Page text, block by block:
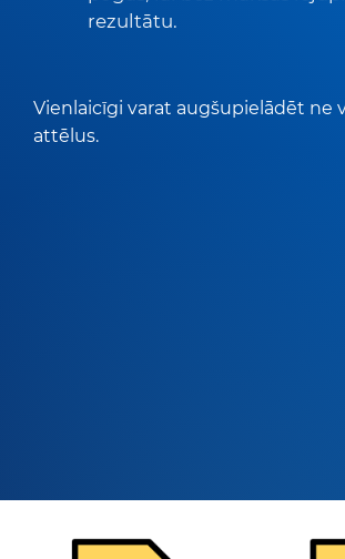
rezultātu.
Vienlaicīgi varat augšupielādēt ne
attēlus.